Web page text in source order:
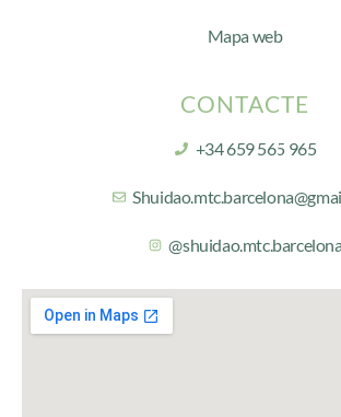
Mapa web
CONTACTE
+34 659 565 965
@shuidao.mtc.barcelona